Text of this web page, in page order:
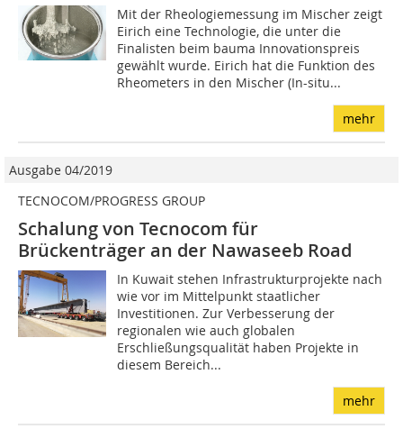
Mit der Rheologiemessung im Mischer zeigt
Eirich eine Technologie, die unter die
Finalisten beim bauma Innovationspreis
gewählt wurde. Eirich hat die Funktion des
Rheometers in den Mischer (In-situ...
mehr
Ausgabe 04/2019
TECNOCOM/PROGRESS GROUP
Schalung von Tecnocom für
Brückenträger an der Nawaseeb Road
In Kuwait stehen Infrastrukturprojekte nach
wie vor im Mittelpunkt staatlicher
Investitionen. Zur Verbesserung der
regionalen wie auch globalen
Erschließungsqualität haben Projekte in
diesem Bereich...
mehr